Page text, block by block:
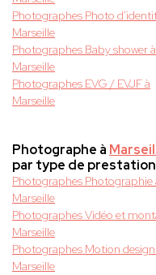
Photographes Photo
Marseille
Photographes Baby shower à
Marseille
Photographes EVG / EVJF à
Marseille
Photographe à
par type de
Photographes Photographie
Marseille
Photographes Vidéo et
Marseille
Photographes Motion design
Marseille